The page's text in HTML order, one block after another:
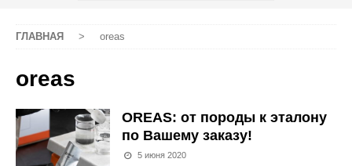
ГЛАВНАЯ > oreas
oreas
OREAS: от породы к эталону
по Вашему заказу!
5 июня 2020